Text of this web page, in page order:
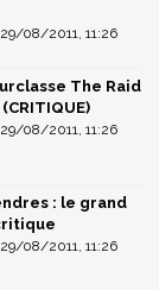
29/08/2011, 11:26
The Raid
29/08/2011, 11:26
: le grand
29/08/2011, 11:26